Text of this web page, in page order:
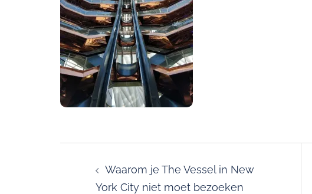
navigationWaarom je The Vessel in New
York City niet moet bezoeken